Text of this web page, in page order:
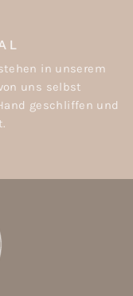
in unserem
uns selbst
geschliffen und